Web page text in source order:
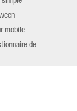
mobile
de